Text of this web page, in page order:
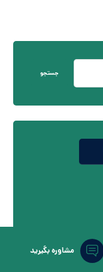
جستجو
مشاوره بگیرید